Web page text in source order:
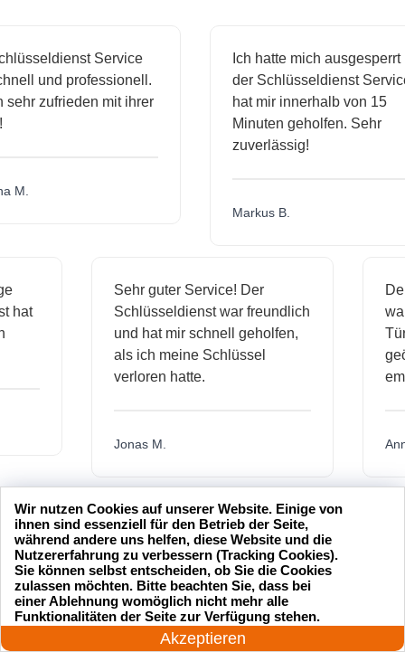
Service
und professionell.
zufrieden mit ihrer
Ich hatte mich ausgesperrt
der Schlüsseldienst Service
hat mir innerhalb von 15
Minuten geholfen. Sehr
zuverlässig!
Markus B.
hat
Sehr guter Service! Der
Schlüsseldienst war freundlich
und hat mir schnell geholfen,
als ich meine Schlüssel
verloren hatte.
Jonas M.
Service
und hat
schnell geöffnet. Ich
empfehlen.
Ich hatte meinen Schlüssel
verloren und der
Schlüsseldienst war innerhalb
von 20 Minuten da, um mir zu
helfen. Toller Service!
24 Stunden am Tag
Akzeptieren
Wir nutzen Cookies auf unserer Website. Einige von
ihnen sind essenziell für den Betrieb der Seite,
während andere uns helfen, diese Website und die
Nutzererfahrung zu verbessern (Tracking Cookies).
Sie können selbst entscheiden, ob Sie die Cookies
zulassen möchten. Bitte beachten Sie, dass bei
einer Ablehnung womöglich nicht mehr alle
Funktionalitäten der Seite zur Verfügung stehen.